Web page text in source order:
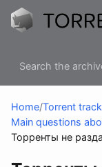
Home/Torrent
Main questions
Торренты не